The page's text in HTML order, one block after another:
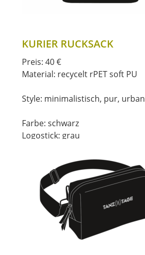
KURIER RUCKSACK
Preis: 40 €
Material: recycelt rPET soft PU
Style: minimalistisch, pur, urban
Farbe: schwarz
Logostick: grau